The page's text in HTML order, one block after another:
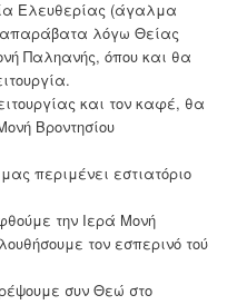
Ελευθερίας (άγαλμα
(απαράβατα λόγω Θείας
Παληανής, όπου και θα
και τον καφέ, θα
Βροντησίου
περιμένει εστιατόριο
την Ιερά Μονή
τον εσπερινό τού
συν Θεώ στο